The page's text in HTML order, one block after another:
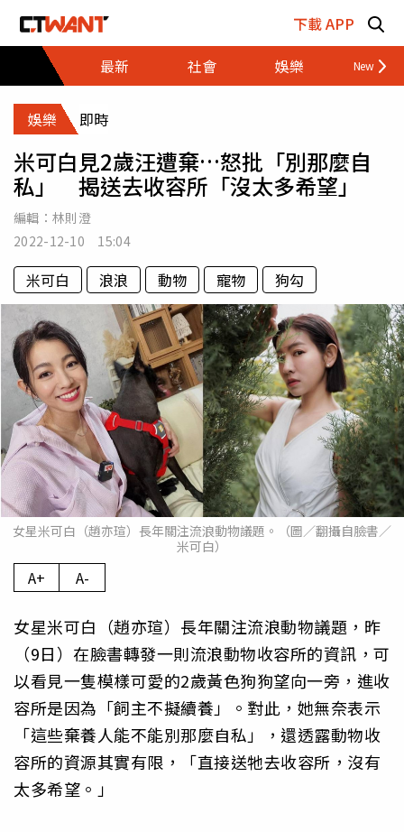
下載 APP
最新
社會 娛樂 財經
娛樂 即時
米可白見2歲汪遭棄…怒批「別那麼自
私」 揭送去收容所「沒太多希望」
編輯： 林則澄
2022-12-10 15:04
米可白 浪浪 動物 寵物 狗勾
女星米可白（趙亦瑄）長年關注流浪動物議題。（圖／翻攝自臉書／
米可白）
A+ A-
女星米可白（趙亦瑄）長年關注流浪動物議題，昨
（9日）在臉書轉發一則流浪動物收容所的資訊，可
以看見一隻模樣可愛的2歲黃色狗狗望向一旁，進收
容所是因為「飼主不擬續養」。對此，她無奈表示
「這些棄養人能不能別那麼自私」，還透露動物收
容所的資源其實有限，「直接送牠去收容所，沒有
太多希望。」